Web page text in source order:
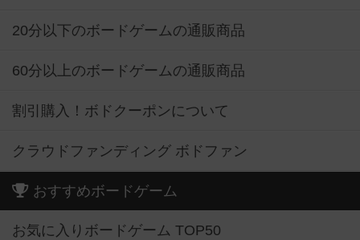
20分以下のボードゲームの通販商品
60分以上のボードゲームの通販商品
割引購入！ボドクーポンについて
クラウドファンディング ボドファン
おすすめボードゲーム
お気に入りボードゲーム TOP50